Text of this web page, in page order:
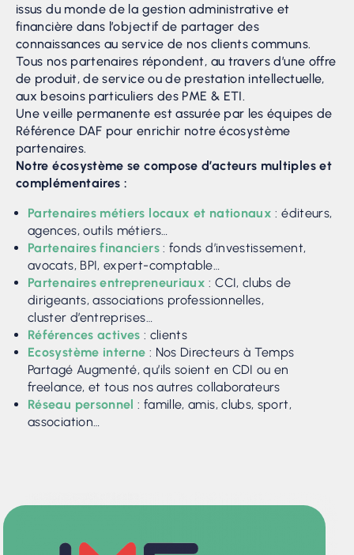
issus du monde de la gestion administrative et
financière dans l’objectif de partager des
connaissances au service de nos clients communs.
Tous nos partenaires répondent, au travers d’une offre
de produit, de service ou de prestation intellectuelle,
aux besoins particuliers des PME & ETI.
Une veille permanente est assurée par les équipes de
Référence DAF pour enrichir notre écosystème
partenaires.
Notre écosystème se compose d’acteurs multiples et
complémentaires :
Partenaires métiers locaux et nationaux : éditeurs,
agences, outils métiers… ​
Partenaires financiers: fonds d’investissement,
avocats, BPI, expert-comptable…
Partenaires entrepreneuriaux : CCI, clubs de
dirigeants, associations professionnelles,
cluster d’entreprises… ​
Références actives : clients​
Ecosystème interne : Nos Directeurs à Temps
Partagé Augmenté, qu’ils soient en CDI ou en
freelance, et tous nos autres collaborateurs
Réseau personnel : famille, amis, clubs, sport,
association…​